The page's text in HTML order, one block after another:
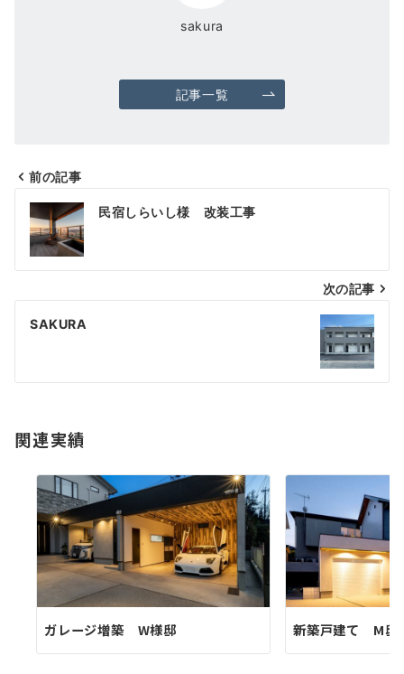
sakura
記事一覧
投
稿
ナ
ビ
ゲ
シ
ン
前の記事
民宿しらいし様 改装工事
次の記事
SAKURA
関連実績
ガレージ増築 W様邸 新築戸建て M邸